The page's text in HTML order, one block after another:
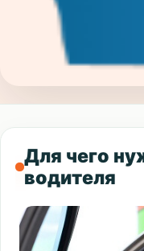
Для чего
водителя